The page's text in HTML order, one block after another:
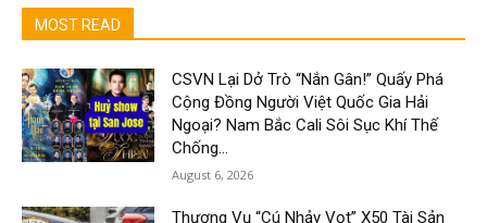
MOST READ
CSVN Lại Dở Trò “Nắn Gân!” Quấy Phá
Cộng Đồng Người Việt Quốc Gia Hải
Ngoại? Nam Bắc Cali Sôi Sục Khí Thế
Chống...
August 6, 2026
Thương Vụ “Cú Nhảy Vọt” X50 Tài Sản